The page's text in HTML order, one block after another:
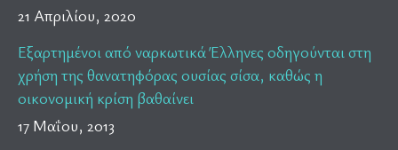
21 Απριλίου, 2020
Εξαρτημένοι από ναρκωτικά Έλληνες οδηγούνται στη
χρήση της θανατηφόρας ουσίας σίσα, καθώς η
οικονομική κρίση βαθαίνει
17 Μαΐου, 2013